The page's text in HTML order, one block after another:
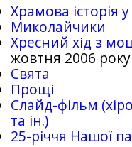
Храмова історія
Миколайчики
Хресний хід з
жовтня 2006 року
Свята
Прощі
Слайд-фільм
та ін.)
25-рiччя Нашої